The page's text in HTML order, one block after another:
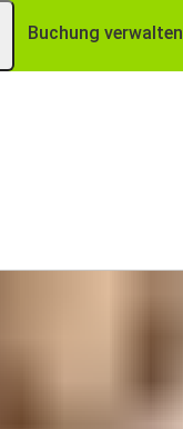
Buchung verwalten